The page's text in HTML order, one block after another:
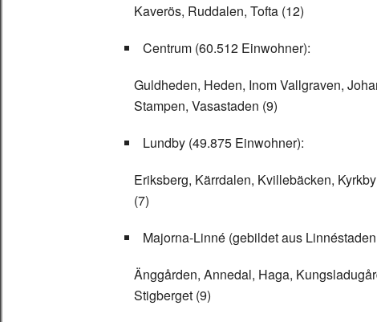
Kaverös, Ruddalen, Tofta (12)
Centrum (60.512 Einwohner):
Guldheden, Heden, Inom Vallgraven,
Stampen, Vasastaden (9)
Lundby (49.875 Einwohner):
Eriksberg, Kärrdalen, Kvillebäcken,
(7)
Majorna-Linné (gebildet aus
Änggården, Annedal, Haga,
Stigberget (9)